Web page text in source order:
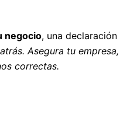
negocio, una
Asegura tu
correctas.